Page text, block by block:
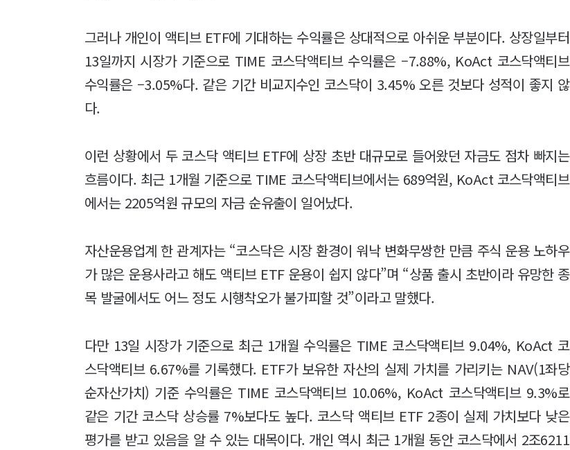
그러나 개인이 액티브 ETF에 기대하는 수익률은 상대적으로 아쉬운 부분이다. 상장일부터
13일까지 시장가 기준으로 TIME 코스닥액티브 수익률은 –7.88%, KoAct 코스닥액티브
수익률은 –3.05%다. 같은 기간 비교지수인 코스닥이 3.45% 오른 것보다 성적이 좋지 않
다.
이런 상황에서 두 코스닥 액티브 ETF에 상장 초반 대규모로 들어왔던 자금도 점차 빠지는
흐름이다. 최근 1개월 기준으로 TIME 코스닥액티브에서는 689억원, KoAct 코스닥액티브
에서는 2205억원 규모의 자금 순유출이 일어났다.
자산운용업계 한 관계자는 “코스닥은 시장 환경이 워낙 변화무쌍한 만큼 주식 운용 노하우
가 많은 운용사라고 해도 액티브 ETF 운용이 쉽지 않다”며 “상품 출시 초반이라 유망한 종
목 발굴에서도 어느 정도 시행착오가 불가피할 것”이라고 말했다.
다만 13일 시장가 기준으로 최근 1개월 수익률은 TIME 코스닥액티브 9.04%, KoAct 코
스닥액티브 6.67%를 기록했다. ETF가 보유한 자산의 실제 가치를 가리키는 NAV(1좌당
순자산가치) 기준 수익률은 TIME 코스닥액티브 10.06%, KoAct 코스닥액티브 9.3%로
같은 기간 코스닥 상승률 7%보다도 높다. 코스닥 액티브 ETF 2종이 실제 가치보다 낮은
평가를 받고 있음을 알 수 있는 대목이다. 개인 역시 최근 1개월 동안 코스닥에서 2조6211